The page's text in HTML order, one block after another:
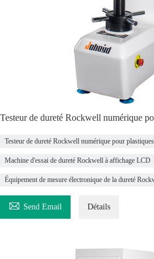
Testeur de dureté Rockwell numérique
Testeur de dureté Rockwell numérique pour
Machine d'essai de dureté Rockwell à affichage LCD
Équipement de mesure électronique de la dureté
 Send Email Détails